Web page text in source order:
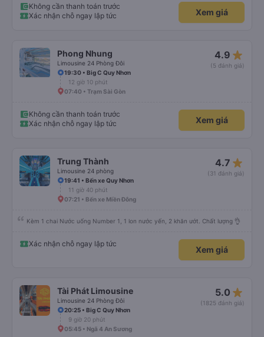
định ủng hộ tiếp nhà xe này. Chúc chủ xe làm ăn phát đạt mua thêm nhiều
xe chạy thêm nhiều khung giờ nữa và nâng cao tiêu chuẩn tuyến. Nếu xét
điểm trừ thì chỉ có thgian trả khách, team VXR set lệch với thực tế
Không cần thanh toán trước
Xác nhận chỗ ngay lập tức
Xem giá
Phong Nhung
Limousine 24 Phòng Đôi
4.9 star_rate
(5 đánh giá)
19:30 • Big C Quy Nhơn
12 giờ 10 phút
07:40 • Trạm Sài Gòn
Không cần thanh toán trước
Xác nhận chỗ ngay lập tức
Xem giá
Trung Thành
Limousine 24 phòng
4.7 star_rate
(31 đánh giá)
19:41 • Bến xe Quy Nhơn
11 giờ 40 phút
07:21 • Bến xe Miền Đông
Kèm 1 chai Nước uống Number 1, 1 lon nước yến, 2 khăn ướt. Chất lượng 👌
Xác nhận chỗ ngay lập tức
Xem giá
Tài Phát Limousine
Limousine 24 Phòng Đôi
5.0 star_rate
(1825 đánh giá)
20:25 • Big C Quy Nhơn
9 giờ 20 phút
05:45 • Ngã 4 An Sương